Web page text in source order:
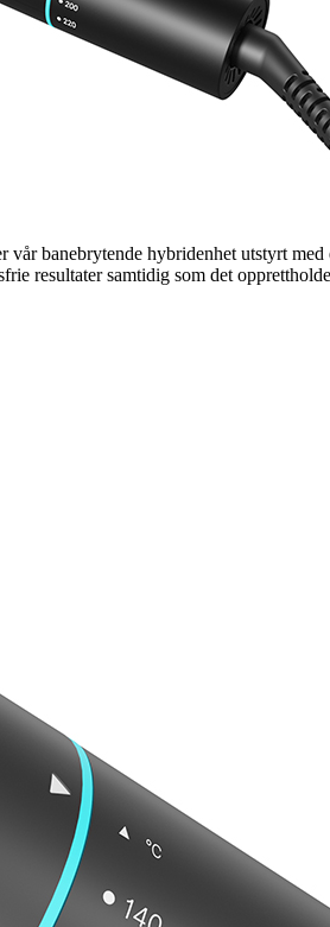
banebrytende hybridenhet utstyrt
resultater samtidig som det